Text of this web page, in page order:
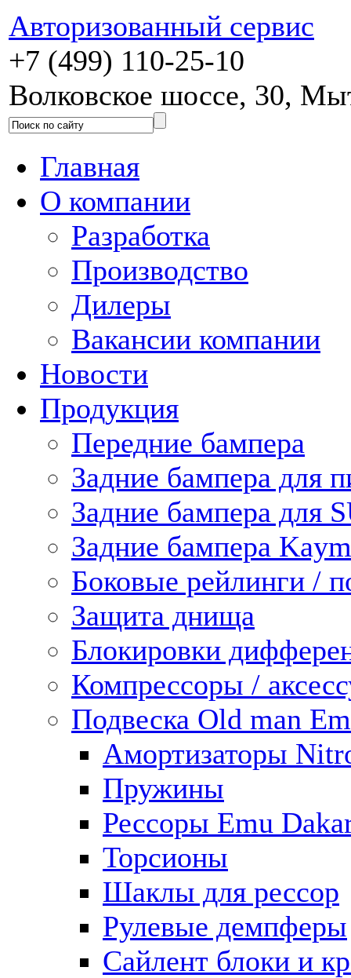
Авторизованный сервис
+7 (499) 110-25-10
Волковское шоссе, 30,
Главная
О компании
Разработка
Производство
Дилеры
Вакансии компании
Новости
Продукция
Передние бампера
Задние бампера для
Задние бампера для
Задние бампера
Боковые рейлинги /
Защита днища
Блокировки
Компрессоры /
Подвеска Old man
Амортизаторы
Пружины
Рессоры Emu
Торсионы
Шаклы для рессор
Рулевые демпферы
Сайлент блоки и